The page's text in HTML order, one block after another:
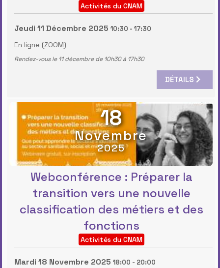
Activités du CNAM
Jeudi 11 Décembre 2025 10:30 - 17:30
En ligne (ZOOM)
Rendez-vous le 11 décembre de 10h30 à 17h30
DÉTAILS
18
Novembre
2025
Webconférence : Préparer la
transition vers une nouvelle
classification des métiers et des
fonctions
Activités du CNAM
Mardi 18 Novembre 2025 18:00 - 20:00